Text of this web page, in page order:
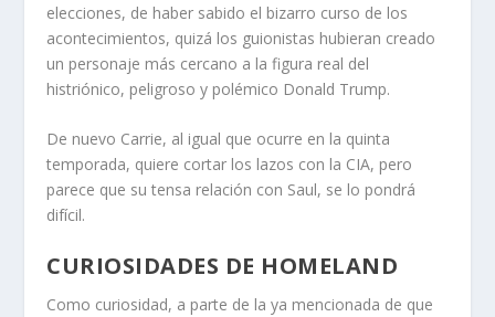
elecciones, de haber sabido el bizarro curso de los
acontecimientos, quizá los guionistas hubieran creado
un personaje más cercano a la figura real del
histriónico, peligroso y polémico Donald Trump.
De nuevo Carrie, al igual que ocurre en la quinta
temporada, quiere cortar los lazos con la CIA, pero
parece que su tensa relación con Saul, se lo pondrá
difícil.
CURIOSIDADES DE HOMELAND
Como curiosidad, a parte de la ya mencionada de que